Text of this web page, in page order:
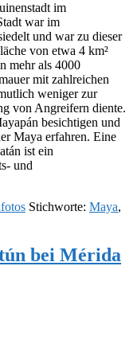
im
war im
und war zu dieser
von etwa 4 km²
mehr als 4000
mit zahlreichen
weniger zur
von Angreifern diente.
besichtigen und
Maya erfahren. Eine
ist ein
und
Stichworte: Maya,
bei Mérida